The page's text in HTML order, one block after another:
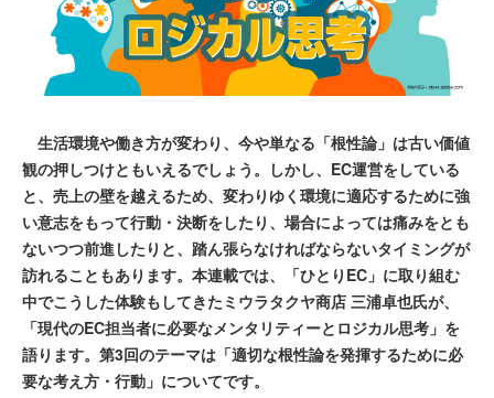
生活環境や働き方が変わり、今や単なる「根性論」は古い価値
観の押しつけともいえるでしょう。しかし、EC運営をしている
と、売上の壁を越えるため、変わりゆく環境に適応するために強
い意志をもって行動・決断をしたり、場合によっては痛みをとも
ないつつ前進したりと、踏ん張らなければならないタイミングが
訪れることもあります。本連載では、「ひとりEC」に取り組む
中でこうした体験もしてきたミウラタクヤ商店 三浦卓也氏が、
「現代のEC担当者に必要なメンタリティーとロジカル思考」を
語ります。第3回のテーマは「適切な根性論を発揮するために必
要な考え方・行動」についてです。